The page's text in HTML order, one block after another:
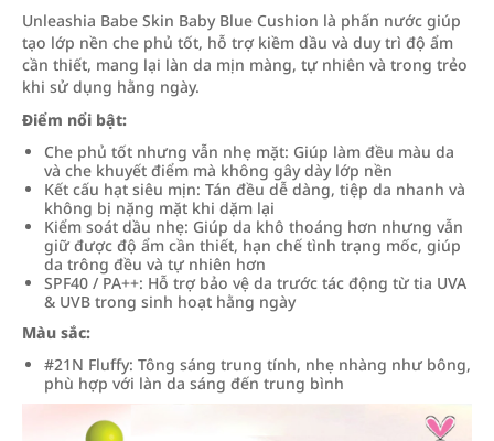
Unleashia Babe Skin Baby Blue Cushion là phấn nước giúp
tạo lớp nền che phủ tốt, hỗ trợ kiềm dầu và duy trì độ ẩm
cần thiết, mang lại làn da mịn màng, tự nhiên và trong trẻo
khi sử dụng hằng ngày.
Điểm nổi bật:
Che phủ tốt nhưng vẫn nhẹ mặt: Giúp làm đều màu da
và che khuyết điểm mà không gây dày lớp nền
Kết cấu hạt siêu mịn: Tán đều dễ dàng, tiệp da nhanh và
không bị nặng mặt khi dặm lại
Kiểm soát dầu nhẹ: Giúp da khô thoáng hơn nhưng vẫn
giữ được độ ẩm cần thiết, hạn chế tình trạng mốc, giúp
da trông đều và tự nhiên hơn
SPF40 / PA++: Hỗ trợ bảo vệ da trước tác động từ tia UVA
& UVB trong sinh hoạt hằng ngày
Màu sắc:
#21N Fluffy: Tông sáng trung tính, nhẹ nhàng như bông,
phù hợp với làn da sáng đến trung bình